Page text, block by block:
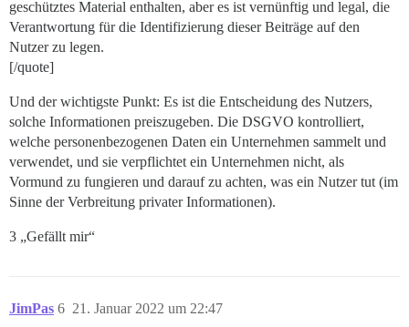
geschütztes Material enthalten, aber es ist vernünftig und legal, die
Verantwortung für die Identifizierung dieser Beiträge auf den
Nutzer zu legen.
[/quote]
Und der wichtigste Punkt: Es ist die Entscheidung des Nutzers,
solche Informationen preiszugeben. Die DSGVO kontrolliert,
welche personenbezogenen Daten ein Unternehmen sammelt und
verwendet, und sie verpflichtet ein Unternehmen nicht, als
Vormund zu fungieren und darauf zu achten, was ein Nutzer tut (im
Sinne der Verbreitung privater Informationen).
3 „Gefällt mir“
JimPas 21. Januar 2022 um 22:47
6